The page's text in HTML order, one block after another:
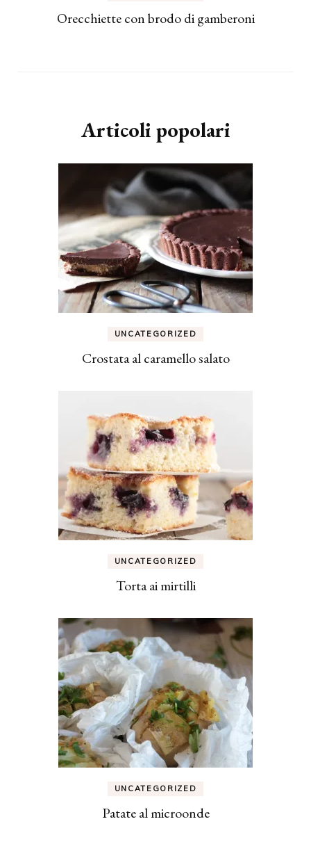
Orecchiette con brodo di gamberoni
Articoli popolari
UNCATEGORIZED
Crostata al caramello salato
UNCATEGORIZED
Torta ai mirtilli
UNCATEGORIZED
Patate al microonde